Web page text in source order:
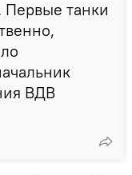
танки
ВДВ